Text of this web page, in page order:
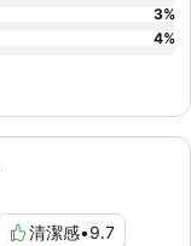
清潔感•9.7
3%
4%